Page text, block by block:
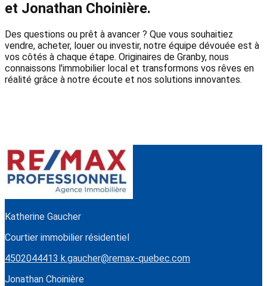
et Jonathan Choinière.
Des questions ou prêt à avancer ? Que vous souhaitiez
vendre, acheter, louer ou investir, notre équipe dévouée est à
vos côtés à chaque étape. Originaires de Granby, nous
connaissons l'immobilier local et transformons vos rêves en
réalité grâce à notre écoute et nos solutions innovantes.
Katherine Gaucher
Courtier immobilier résidentiel
4502044413 k.gaucher@remax-quebec.com
Jonathan Choinière